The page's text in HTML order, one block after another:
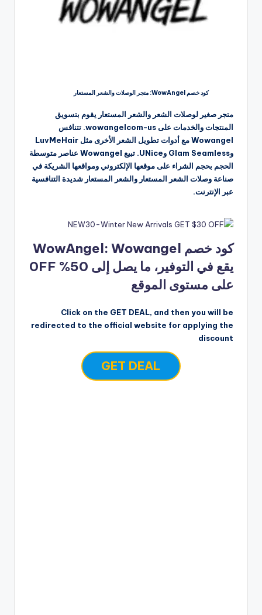
كود خصم WowAngel: متجر الوصلات والشعر المستعار
متجر صغير لوصلات الشعر والشعر المستعار يقوم بتسويق
المنتجات والخدمات على wowangelcom-us. تتنافس
Wowangel مع أدوات تطويل الشعر الأخرى مثل LuvMeHair
وGlam Seamless وUNice. تبيع Wowangel عناصر متوسطة
الحجم بحجم الشراء على موقعها الإلكتروني ومواقعها الشريكة في
صناعة وصلات الشعر المستعار والشعر المستعار شديدة التنافسية
عبر الإنترنت.
كود خصم WowAngel: Wowangel
يقع في التوفير، ما يصل إلى 50% 0FF
على مستوى الموقع
Click on the GET DEAL, and then you will be
redirected to the official website for applying the
discount
GET DEAL